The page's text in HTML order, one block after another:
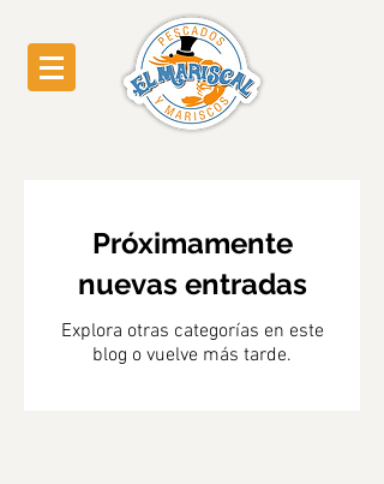
Próximamente
nuevas entradas
Explora otras categorías en este
blog o vuelve más tarde.